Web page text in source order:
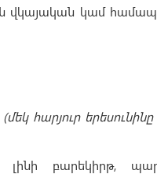
վկայական կամ
հարյուր
բարեկիրթ,